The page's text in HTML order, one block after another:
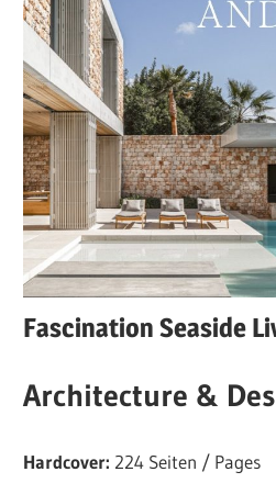
Fascination Seaside
Architecture &
Hardcover: 224 Seiten / Pages